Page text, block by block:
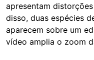
apresentam
disso, duas espécies
aparecem sobre um
vídeo amplia o zoom